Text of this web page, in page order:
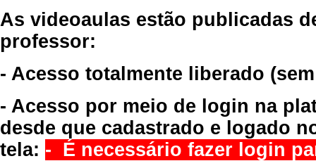
As videoaulas estão publicadas
professor:
- Acesso totalmente liberado
- Acesso por meio de login na
desde que cadastrado e logado
tela: - É necessário fazer login